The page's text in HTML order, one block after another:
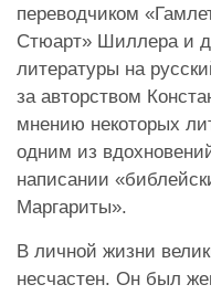
переводчиком
Стюарт» Шиллера и
литературы на
за авторством
мнению некоторых
одним из
написании
Маргариты».
В личной жизни
несчастен. Он был